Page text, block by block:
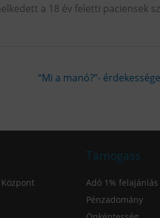
a 18 év feletti paciensek
“Mi a manó?”-
Támogass
Adó 1% felajánlás
Pénzadomány